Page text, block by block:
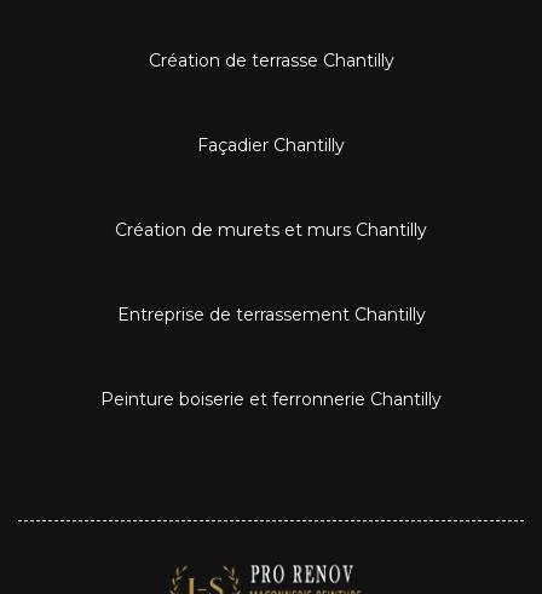
Création de terrasse Chantilly
Façadier Chantilly
Création de murets et murs Chantilly
Entreprise de terrassement Chantilly
Peinture boiserie et ferronnerie Chantilly